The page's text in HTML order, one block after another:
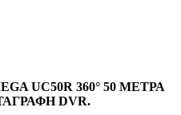
UC50R 360° 50 ΜΕΤΡΑ
DVR.